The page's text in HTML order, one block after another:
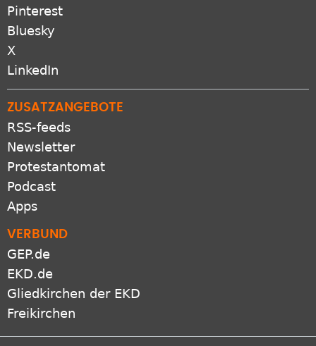
Pinterest
Bluesky
X
LinkedIn
ZUSATZANGEBOTE
RSS-feeds
Newsletter
Protestantomat
Podcast
Apps
VERBUND
GEP.de
EKD.de
Gliedkirchen der EKD
Freikirchen